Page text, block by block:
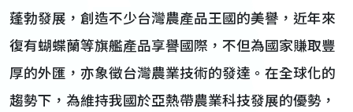
蓬勃發展，創造不少台灣農產品王國的美譽，近年來
復有蝴蝶蘭等旗艦產品享譽國際，不但為國家賺取豐
厚的外匯，亦象徵台灣農業技術的發達。在全球化的
趨勢下，為維持我國於亞熱帶農業科技發展的優勢，